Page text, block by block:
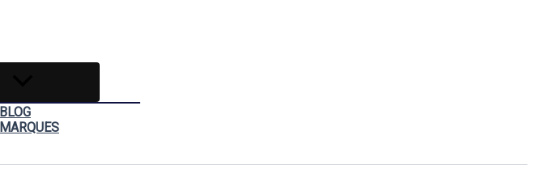
BLOG
MARQUES